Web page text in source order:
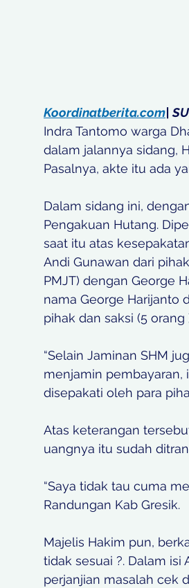
Koordinatberita.com |
Indra Tantomo warga
dalam jalannya sidang,
Pasalnya, akte itu ada
Dalam sidang ini,
Pengakuan Hutang.
saat itu atas
Andi Gunawan dari
PMJT) dengan George
nama George Harijanto
pihak dan saksi (5
“Selain Jaminan SHM
menjamin pembayaran,
disepakati oleh para
Atas keterangan
uangnya itu sudah
“Saya tidak tau cuma
Randungan Kab Gresik.
Majelis Hakim pun,
tidak sesuai ?. Dalam
perjanjian masalah cek